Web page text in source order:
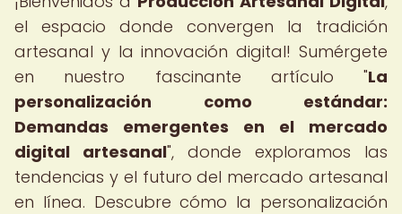
el espacio donde convergen la tradición
artesanal y la innovación digital! Sumérgete
en nuestro fascinante artículo "La
personalización como estándar:
Demandas emergentes en el mercado
digital artesanal", donde exploramos las
tendencias y el futuro del mercado artesanal
en línea. Descubre cómo la personalización